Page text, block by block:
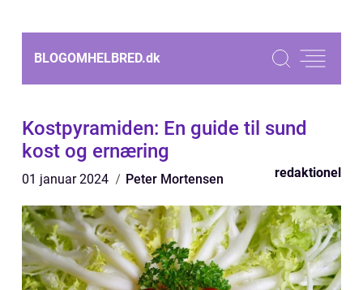
BLOGOMHELBRED.dk
Kostpyramiden: En guide til sund
kost og ernæring
01 januar 2024 Peter Mortensen redaktionel